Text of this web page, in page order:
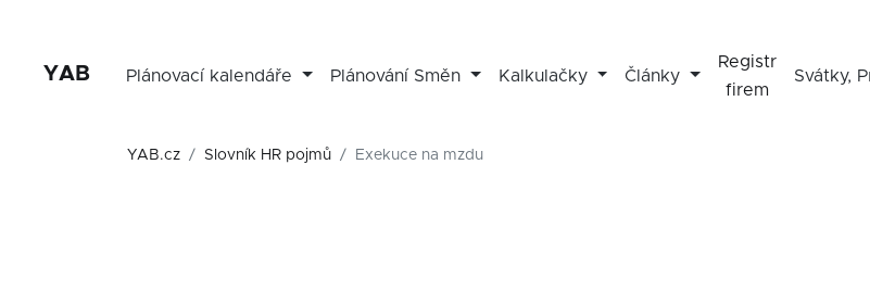
YAB Plánovací kalendáře Plánování Směn Kalkulačky Články
Registr
firem
Svátky,
YAB.cz Slovník HR pojmů Exekuce na mzdu